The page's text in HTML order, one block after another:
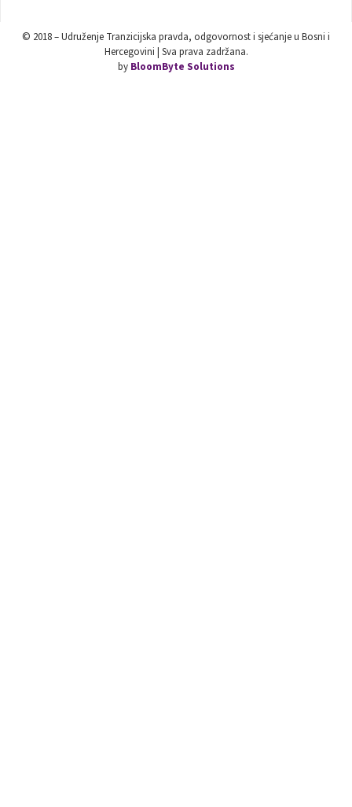
© 2018 – Udruženje Tranzicijska pravda, odgovornost i sjećanje u Bosni i
Hercegovini | Sva prava zadržana.
by BloomByte Solutions